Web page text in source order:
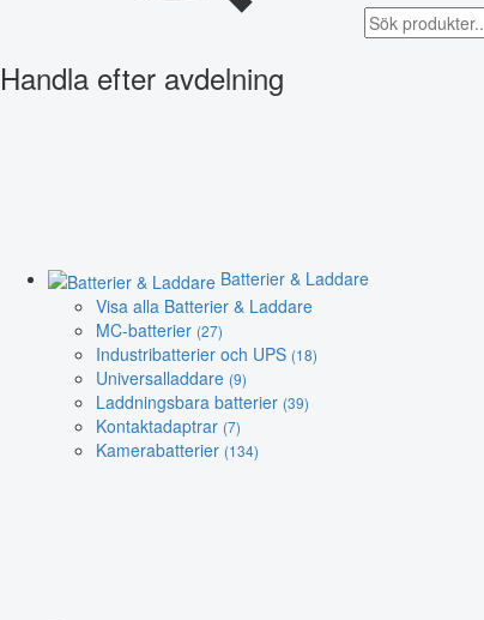
Handla efter avdelning
Batterier & Laddare
Visa alla Batterier & Laddare
MC-batterier (27)
Industribatterier och UPS (18)
Universalladdare (9)
Laddningsbara batterier (39)
Kontaktadaptrar (7)
Kamerabatterier (134)